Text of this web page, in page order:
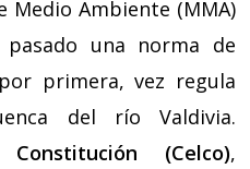
Medio Ambiente (MMA)
una norma de
primera, vez regula
del río Valdivia.
(Celco),